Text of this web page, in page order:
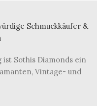
Sothis Diamonds ein
Vintage- und